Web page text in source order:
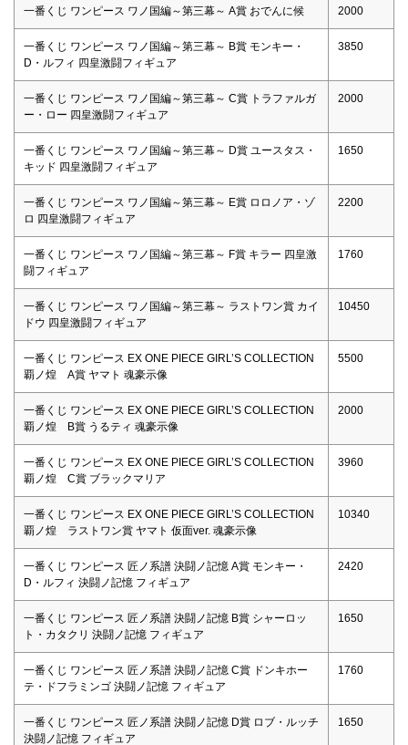
一番くじ ワンピース ワノ国編～第三幕～ A賞 おでんに候 2000
一番くじ ワンピース ワノ国編～第三幕～ B賞 モンキー・
D・ルフィ 四皇激闘フィギュア
3850
一番くじ ワンピース ワノ国編～第三幕～ C賞 トラファルガ
ー・ロー 四皇激闘フィギュア
2000
一番くじ ワンピース ワノ国編～第三幕～ D賞 ユースタス・
キッド 四皇激闘フィギュア
1650
一番くじ ワンピース ワノ国編～第三幕～ E賞 ロロノア・ゾ
ロ 四皇激闘フィギュア
2200
一番くじ ワンピース ワノ国編～第三幕～ F賞 キラー 四皇激
闘フィギュア
1760
一番くじ ワンピース ワノ国編～第三幕～ ラストワン賞 カイ
ドウ 四皇激闘フィギュア
10450
一番くじ ワンピース EX ONE PIECE GIRL’S COLLECTION
覇ノ煌 A賞 ヤマト 魂豪示像
5500
一番くじ ワンピース EX ONE PIECE GIRL’S COLLECTION
覇ノ煌 B賞 うるティ 魂豪示像
2000
一番くじ ワンピース EX ONE PIECE GIRL’S COLLECTION
覇ノ煌 C賞 ブラックマリア
3960
一番くじ ワンピース EX ONE PIECE GIRL’S COLLECTION
覇ノ煌 ラストワン賞 ヤマト 仮面ver. 魂豪示像
10340
一番くじ ワンピース 匠ノ系譜 決闘ノ記憶 A賞 モンキー・
D・ルフィ 決闘ノ記憶 フィギュア
2420
一番くじ ワンピース 匠ノ系譜 決闘ノ記憶 B賞 シャーロッ
ト・カタクリ 決闘ノ記憶 フィギュア
1650
一番くじ ワンピース 匠ノ系譜 決闘ノ記憶 C賞 ドンキホー
テ・ドフラミンゴ 決闘ノ記憶 フィギュア
1760
一番くじ ワンピース 匠ノ系譜 決闘ノ記憶 D賞 ロブ・ルッチ
決闘ノ記憶 フィギュア
1650